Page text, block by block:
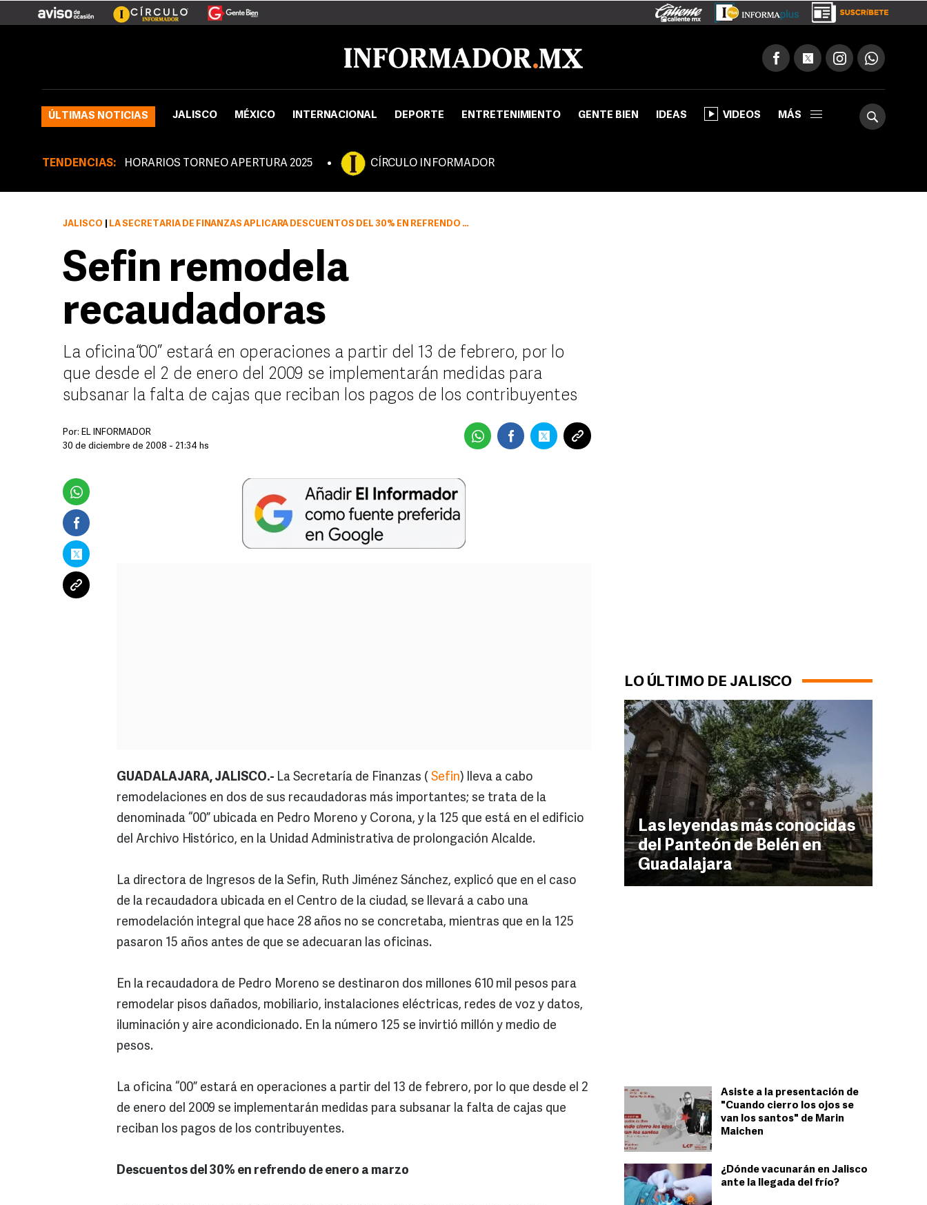
ÚLTIMAS NOTICIAS JALISCO MÉXICO INTERNACIONAL DEPORTE ENTRETENIMIENTO GENTE BIEN IDEAS VIDEOS MÁS
TENDENCIAS: HORARIOS TORNEO APERTURA 2025 CÍRCULO INFORMADOR
LO ÚLTIMO DE JALISCO
Las leyendas más conocidas
del Panteón de Belén en
Guadalajara
Asiste a la presentación de
"Cuando cierro los ojos se
van los santos" de Marin
Maichen
¿Dónde vacunarán en Jalisco
ante la llegada del frío?
JALISCO LA SECRETARÍA DE FINANZAS APLICARÁ DESCUENTOS DEL 30% EN REFRENDO DE ENERO A MARZO
Sefin remodela
recaudadoras
La oficina “00” estará en operaciones a partir del 13 de febrero, por lo
que desde el 2 de enero del 2009 se implementarán medidas para
subsanar la falta de cajas que reciban los pagos de los contribuyentes
Por: EL INFORMADOR
30 de diciembre de 2008 - 21:34 hs
GUADALAJARA, JALISCO.- La Secretaría de Finanzas ( Sefin) lleva a cabo
remodelaciones en dos de sus recaudadoras más importantes; se trata de la
denominada “00” ubicada en Pedro Moreno y Corona, y la 125 que está en el edificio
del Archivo Histórico, en la Unidad Administrativa de prolongación Alcalde.
La directora de Ingresos de la Sefin, Ruth Jiménez Sánchez, explicó que en el caso
de la recaudadora ubicada en el Centro de la ciudad, se llevará a cabo una
remodelación integral que hace 28 años no se concretaba, mientras que en la 125
pasaron 15 años antes de que se adecuaran las oficinas.
En la recaudadora de Pedro Moreno se destinaron dos millones 610 mil pesos para
remodelar pisos dañados, mobiliario, instalaciones eléctricas, redes de voz y datos,
iluminación y aire acondicionado. En la número 125 se invirtió millón y medio de
pesos.
La oficina “00” estará en operaciones a partir del 13 de febrero, por lo que desde el 2
de enero del 2009 se implementarán medidas para subsanar la falta de cajas que
reciban los pagos de los contribuyentes.
Descuentos del 30% en refrendo de enero a marzo